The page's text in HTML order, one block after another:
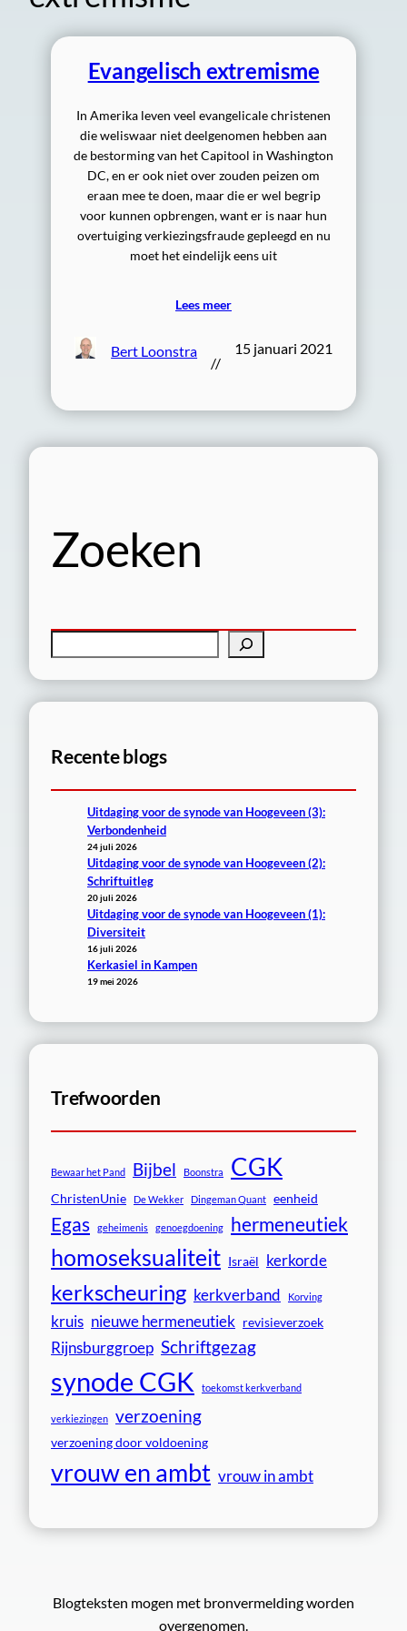
Evangelisch extremisme
In Amerika leven veel evangelicale christenen
die weliswaar niet deelgenomen hebben aan
de bestorming van het Capitool in Washington
DC, en er ook niet over zouden peizen om
eraan mee te doen, maar die er wel begrip
voor kunnen opbrengen, want er is naar hun
overtuiging verkiezingsfraude gepleegd en nu
moet het eindelijk eens uit
Lees meer
Bert Loonstra
//
15 januari 2021
Zoeken
n
Recente blogs
Uitdaging voor de synode van Hoogeveen (3):
Verbondenheid
24 juli 2026
Uitdaging voor de synode van Hoogeveen (2):
Schriftuitleg
20 juli 2026
Uitdaging voor de synode van Hoogeveen (1):
Diversiteit
16 juli 2026
Kerkasiel in Kampen
19 mei 2026
Trefwoorden
Bewaar het Pand Bijbel Boonstra CGK
ChristenUnie De Wekker Dingeman Quant eenheid
Egas geheimenis genoegdoening hermeneutiek
homoseksualiteit Israël kerkorde
kerkscheuring kerkverband Korving
kruis nieuwe hermeneutiek revisieverzoek
Rijnsburggroep Schriftgezag
synode CGK toekomst kerkverband
verkiezingen verzoening
verzoening door voldoening
vrouw en ambt vrouw in ambt
Blogteksten mogen met bronvermelding worden
overgenomen.